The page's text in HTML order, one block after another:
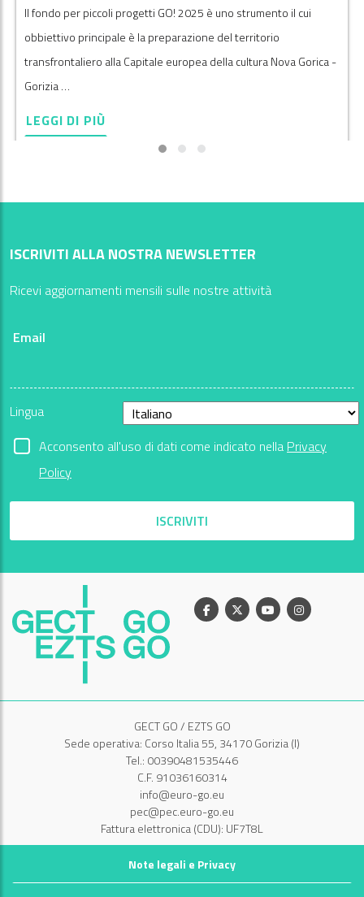
Il fondo per piccoli progetti GO! 2025 è uno strumento il cui
obbiettivo principale è la preparazione del territorio
transfrontaliero alla Capitale europea della cultura Nova Gorica -
Gorizia …
LEGGI DI PIÙ
ISCRIVITI ALLA NOSTRA NEWSLETTER
Ricevi aggiornamenti mensili sulle nostre attività
Email
Lingua
Acconsento all'uso di dati come indicato nella Privacy
Policy
ISCRIVITI
Facebook
X YoutubeInstagram
GECT GO / EZTS GO
Sede operativa: Corso Italia 55, 34170 Gorizia (I)
Tel.: 00390481535446
C.F. 91036160314
info@euro-go.eu
pec@pec.euro-go.eu
Fattura elettronica (CDU): UF7T8L
Note legali e Privacy